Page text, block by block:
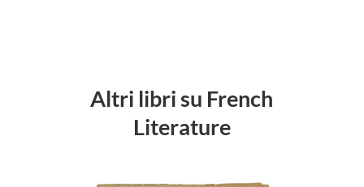
Altri libri su French
Literature